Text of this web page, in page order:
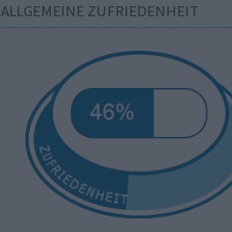
ALLGEMEINE ZUFRIEDENHEIT